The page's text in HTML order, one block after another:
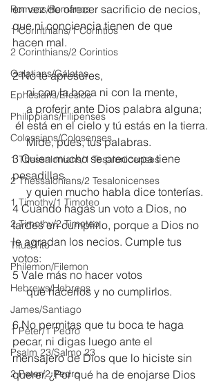
Romans/Romanos
1 Corinthians/1 Corintios
2 Corinthians/2 Corintios
Galatians/Gálatas
Ephesians/Efesios
Philippians/Filipenses
Colossians/Colosenses
1 Thessalonians/1 Tesalonicenses
2 Thessalonians/2 Tesalonicenses
1 Timothy/1 Timoteo
2 Timothy/2 Timoteo
Titus/Tito
Philemon/Filemon
Hebrews/Hebreos
James/Santiago
1 Peter/1 Pedro
Psalm 23/Salmo 23
2 Peter/2 Pedro
en vez de ofrecer sacrificio de necios,
que ni conciencia tienen de que
hacen mal.
2 No te apresures,
     ni con la boca ni con la mente,
     a proferir ante Dios palabra alguna;
él está en el cielo y tú estás en la tierra.
     Mide, pues, tus palabras.
3 Quien mucho se preocupa tiene
pesadillas,
     y quien mucho habla dice tonterías.
4 Cuando hagas un voto a Dios, no
tardes en cumplirlo, porque a Dios no
le agradan los necios. Cumple tus
votos:
5 Vale más no hacer votos
     que hacerlos y no cumplirlos.
6 No permitas que tu boca te haga
pecar, ni digas luego ante el
mensajero de Dios que lo hiciste sin
querer. ¿Por qué ha de enojarse Dios